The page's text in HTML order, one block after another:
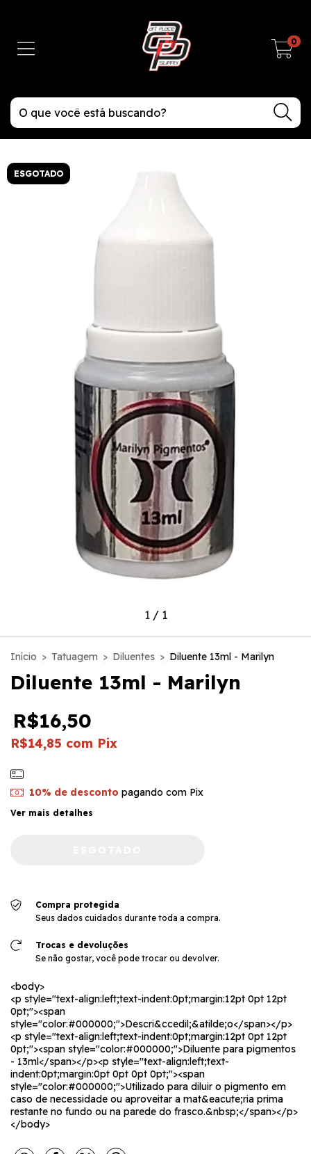
0
ESGOTADO
1/ 1
Início > Tatuagem > Diluentes > Diluente 13ml - Marilyn
Diluente 13ml - Marilyn
R$16,50
R$14,85 com Pix
10% de desconto pagando com Pix
Ver mais detalhes
Compra protegida
Seus dados cuidados durante toda a compra.
Trocas e devoluções
Se não gostar, você pode trocar ou devolver.
<body>
<p style="text-align:left;text-indent:0pt;margin:12pt 0pt 12pt
0pt;"><span
style="color:#000000;">Descri&ccedil;&atilde;o</span></p>
<p style="text-align:left;text-indent:0pt;margin:12pt 0pt 12pt
0pt;"><span style="color:#000000;">Diluente para pigmentos
- 13ml</span></p><p style="text-align:left;text-
indent:0pt;margin:0pt 0pt 0pt 0pt;"><span
style="color:#000000;">Utilizado para diluir o pigmento em
caso de necessidade ou aproveitar a mat&eacute;ria prima
restante no fundo ou na parede do frasco.&nbsp;</span></p>
</body>